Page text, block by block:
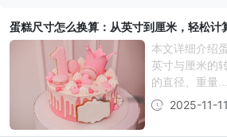
蛋糕尺寸怎么换算：从英寸到厘米，轻松计
本文详细介绍
英寸与厘米的
的直径、重量...
2025-11-11